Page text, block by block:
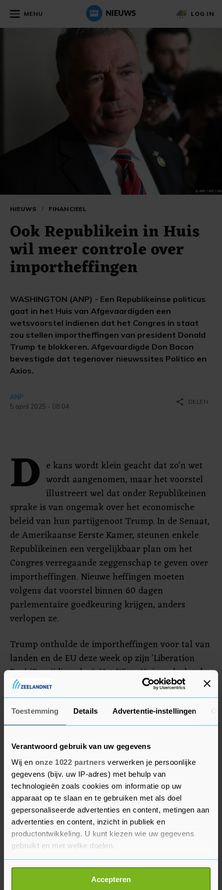
Toestemming Details Advertentie-instellingen
Verantwoord gebruik van uw gegevens
Wij en onze 1022 partners verwerken je persoonlijke
gegevens (bijv. uw IP-adres) met behulp van
technologieën zoals cookies om informatie op uw
apparaat op te slaan en te gebruiken met als doel
gepersonaliseerde advertenties en content, metingen aan
advertenties en content, inzicht in publiek en
productontwikkeling. U kunt kiezen wie uw gegevens
gebruikt en met welke doelen.
Als u het toestaat, willen we ook graag:
Informatie verzamelen over uw geografische
Accepteren
MENU LOG IN
NIEUWS / FINANCIEEL
Ook Republikein in Huis
wil meer controle over
importheffingen
WASHINGTON (ANP) - Een Republikeinse politicus
gaat in het Huis van Afgevaardigden een
wetsvoorstel indienen dat het Congres in staat
zou stellen importheffingen van president Donald
Trump te blokkeren. Afgevaardigde Don Bacon
bevestigde dat tegenover nieuwssites Politico en
Axios.
ANP
5 april 2025 - 08:04
share DELEN
D e kans wordt klein geacht dat zo'n wet
wordt aangenomen, maar het voorstel
illustreert wel dat onder Republikeinen
sprake is van ongemak over het economische
beleid van hun partijgenoot Trump. In de Senaat,
de Amerikaanse Eerste Kamer, steunen enkele
Republikeinen een vergelijkbaar plan om het
Congres verregaande zeggenschap te geven over
importheffingen. Nieuwe heffingen moeten
volgens dat voorstel binnen 60 dagen
parlementaire goedkeuring krijgen, anders
verlopen ze.
Trump onthulde de importheffingen voor tal van
landen en de EU deze week op zijn 'Liberation
Day' (Bevrijdingsdag). Het Witte Huis stelt dat de
president duidelijk heeft gemaakt aan de wereld
dat "de tijd van economische overgave voorbij is".